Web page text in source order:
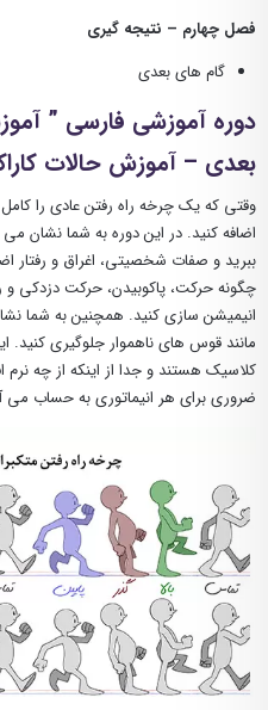
فصل چهارم – نتیجه گیری
گام های بعدی
دوره آموزشی فارسی ”
بعدی – آموزش حالات
وقتی که یک چرخه راه رفتن عادی را
اضافه کنید. در این دوره به شما نشان
ببرید و صفات شخصیتی، اغراق و رفتار
چگونه حرکت، پاکوبیدن، حرکت دزدکی و
انیمیشن سازی کنید. همچنین به شما
مانند قوس های ناهموار جلوگیری کنید.
کلاسیک هستند و جدا از اینکه از چه نرم
ضروری برای هر انیماتوری به حساب می